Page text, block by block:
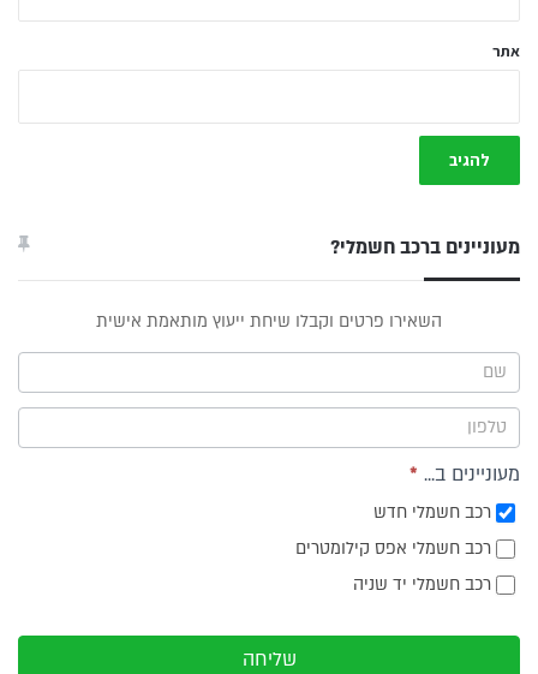
אתר
מעוניינים ברכב חשמלי?
תפריט
צד
השאירו פרטים וקבלו שיחת ייעוץ מותאמת אישית
מעוניינים ב... *
רכב חשמלי חדש
רכב חשמלי אפס קילומטרים
רכב חשמלי יד שניה
שליחה